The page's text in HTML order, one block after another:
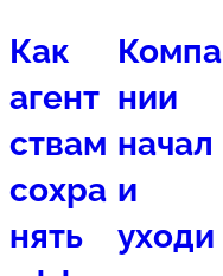
Как
агент
ствам
сохра
нять
Компа
нии
начал
и
уходи